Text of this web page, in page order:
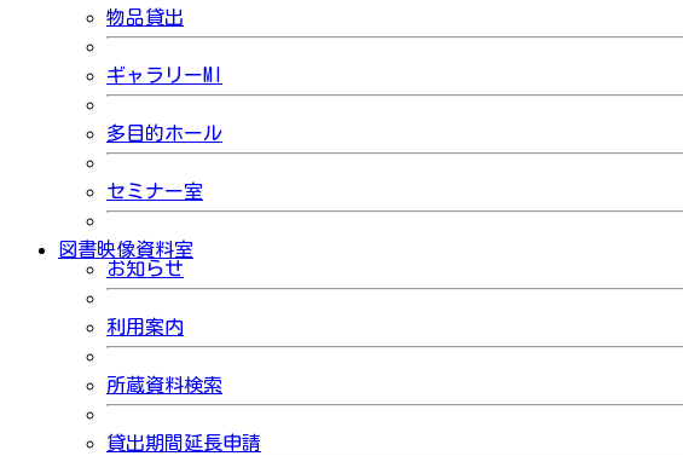
物品貸出
ギャラリーMI
多目的ホール
セミナー室
図書映像資料室
お知らせ
利用案内
所蔵資料検索
貸出期間延長申請